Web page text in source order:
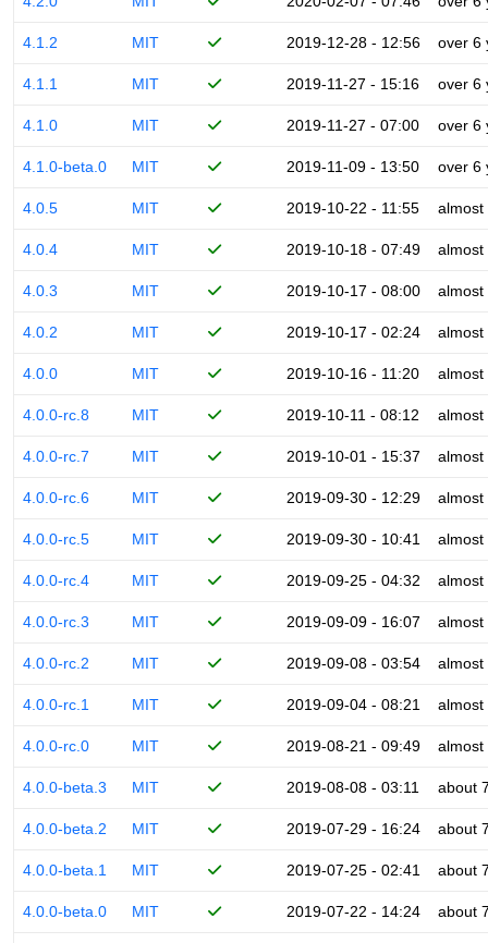
4.1.2 MIT 2019-12-28 - 12:56 over 6
4.1.1 MIT 2019-11-27 - 15:16 over 6
4.1.0 MIT 2019-11-27 - 07:00 over 6
4.1.0-beta.0 MIT 2019-11-09 - 13:50 over 6
4.0.5 MIT 2019-10-22 - 11:55 almost
4.0.4 MIT 2019-10-18 - 07:49 almost
4.0.3 MIT 2019-10-17 - 08:00 almost
4.0.2 MIT 2019-10-17 - 02:24 almost
4.0.0 MIT 2019-10-16 - 11:20 almost
4.0.0-rc.8 MIT 2019-10-11 - 08:12 almost
4.0.0-rc.7 MIT 2019-10-01 - 15:37 almost
4.0.0-rc.6 MIT 2019-09-30 - 12:29 almost
4.0.0-rc.5 MIT 2019-09-30 - 10:41 almost
4.0.0-rc.4 MIT 2019-09-25 - 04:32 almost
4.0.0-rc.3 MIT 2019-09-09 - 16:07 almost
4.0.0-rc.2 MIT 2019-09-08 - 03:54 almost
4.0.0-rc.1 MIT 2019-09-04 - 08:21 almost
4.0.0-rc.0 MIT 2019-08-21 - 09:49 almost
4.0.0-beta.3 MIT 2019-08-08 - 03:11 about
4.0.0-beta.2 MIT 2019-07-29 - 16:24 about
4.0.0-beta.1 MIT 2019-07-25 - 02:41 about
4.0.0-beta.0 MIT 2019-07-22 - 14:24 about